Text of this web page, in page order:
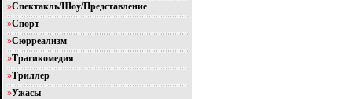
»Спектакль/Шоу/Представление
»Спорт
»Сюрреализм
»Трагикомедия
»Триллер
»Ужасы